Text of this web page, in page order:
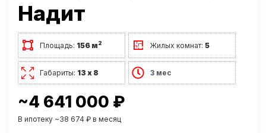
Надит
Площадь: 156 м2 Жилых комнат:5
Габариты: 13 х 8 3 мес
~4 641 000 ₽
В ипотеку ~38 674 ₽ в месяц